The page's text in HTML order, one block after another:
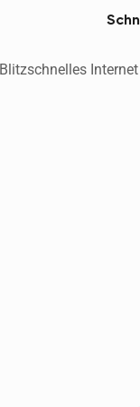
Blitzschnelles